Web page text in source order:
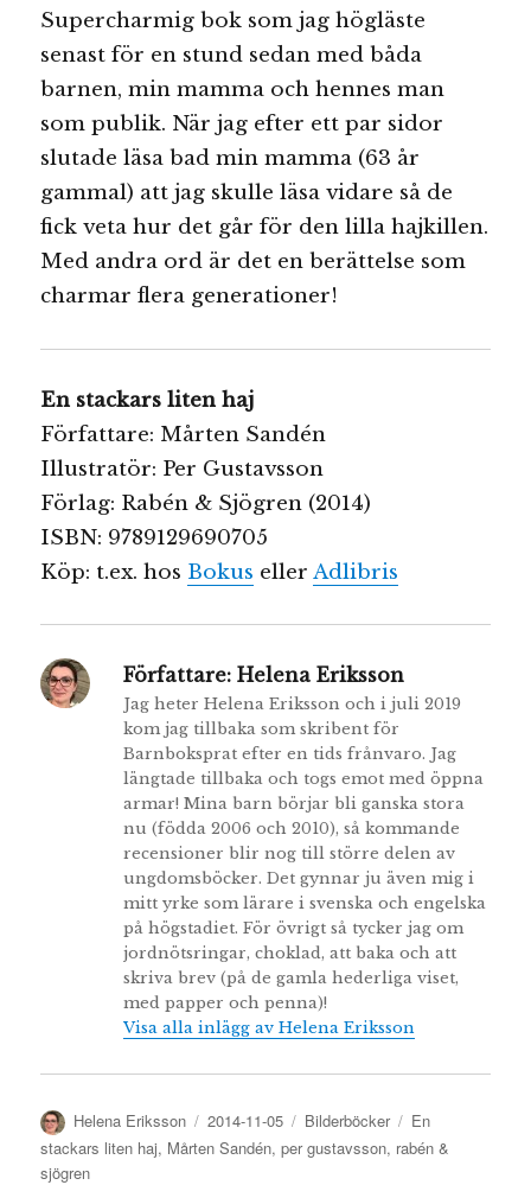
Supercharmig bok som jag högläste
senast för en stund sedan med båda
barnen, min mamma och hennes man
som publik. När jag efter ett par sidor
slutade läsa bad min mamma (63 år
gammal) att jag skulle läsa vidare så de
fick veta hur det går för den lilla hajkillen.
Med andra ord är det en berättelse som
charmar flera generationer!
En stackars liten haj
Författare: Mårten Sandén
Illustratör: Per Gustavsson
Förlag: Rabén & Sjögren (2014)
ISBN: 9789129690705
Köp: t.ex. hos Bokus ellerAdlibris
Författare: Helena Eriksson
Jag heter Helena Eriksson och i juli 2019
kom jag tillbaka som skribent för
Barnboksprat efter en tids frånvaro. Jag
längtade tillbaka och togs emot med öppna
armar! Mina barn börjar bli ganska stora
nu (födda 2006 och 2010), så kommande
recensioner blir nog till större delen av
ungdomsböcker. Det gynnar ju även mig i
mitt yrke som lärare i svenska och engelska
på högstadiet. För övrigt så tycker jag om
jordnötsringar, choklad, att baka och att
skriva brev (på de gamla hederliga viset,
med papper och penna)!
Visa alla inlägg av Helena Eriksson
Författare
Helena Eriksson
Publicerat
den
2014-11-05 Kategorier
Bilderböcker Etiketter
En
stackars liten haj, Mårten Sandén,per gustavsson, rabén &
sjögren